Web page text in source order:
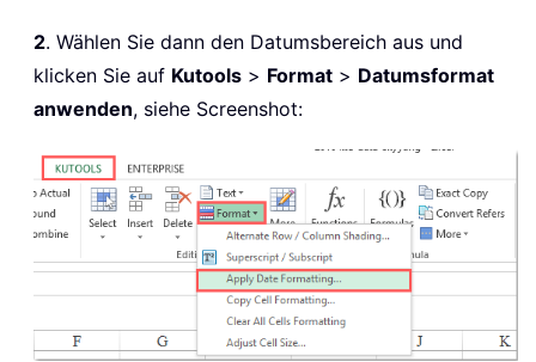
2. Wählen Sie dann den Datumsbereich aus und
klicken Sie auf Kutools > Format > Datumsformat
anwenden, siehe Screenshot: